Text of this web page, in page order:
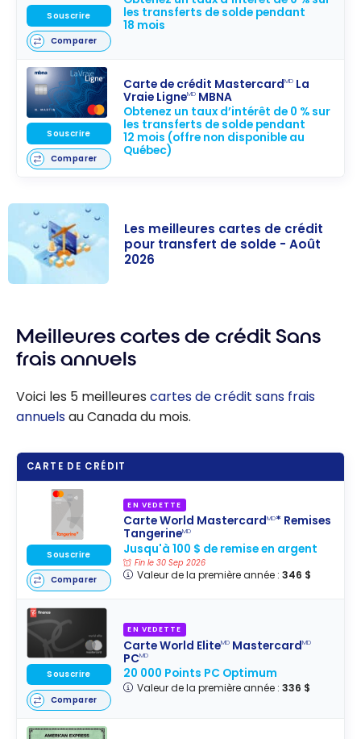
les transferts de solde pendant
18 mois
Souscrire
Comparer
Carte de crédit MastercardMD La
Vraie LigneMD MBNA
Obtenez un taux d’intérêt de 0 % sur
les transferts de solde pendant
12 mois (offre non disponible au
Québec)
Souscrire
Comparer
crédit pour
transfert de
2026
Les meilleures cartes de crédit
pour transfert de solde - Août
2026
Meilleures cartes de crédit Sans
frais annuels
Voici les 5 meilleures cartes de crédit sans frais
annuelsau Canada du mois.
CARTE DE CRÉDIT
EN VEDETTE
Carte World MastercardMD* Remises
TangerineMD
Jusqu'à 100 $ de remise en argent
Fin le 30 Sep 2026
Valeur de la première année : 346 $
Souscrire
Comparer
EN VEDETTE
Carte World EliteMD MastercardMD
PCMD
20 000 Points PC Optimum
Valeur de la première année : 336 $
Souscrire
Comparer